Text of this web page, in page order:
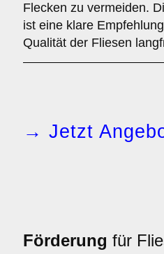
Flecken zu vermeiden.
ist eine klare
Qualität der Fliesen
→ Jetzt
Förderung für